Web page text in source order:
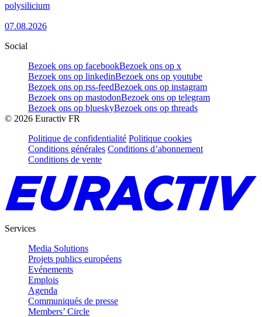
polysilicium
07.08.2026
Social
Bezoek ons op facebookBezoek ons op x
Bezoek ons op linkedinBezoek ons op youtube
Bezoek ons op rss-feedBezoek ons op instagram
Bezoek ons op mastodonBezoek ons op telegram
Bezoek ons op blueskyBezoek ons op threads
© 2026 Euractiv FR
Politique de confidentialité Politique cookies
Conditions générales Conditions d’abonnement
Conditions de vente
Services
Media Solutions
Projets publics européens
Evénements
Emplois
Agenda
Communiqués de presse
Members’ Circle